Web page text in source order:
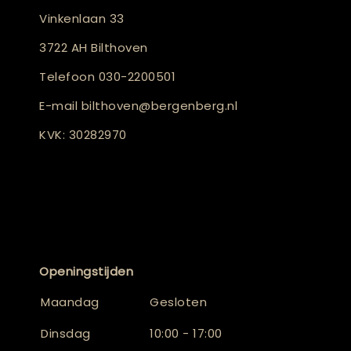
Vinkenlaan 33
3722 AH Bilthoven
Telefoon 030-2200501
E-mail bilthoven@bergenberg.nl
KVK: 30282970
Openingstijden
Maandag
Gesloten
Dinsdag
10:00 - 17:00